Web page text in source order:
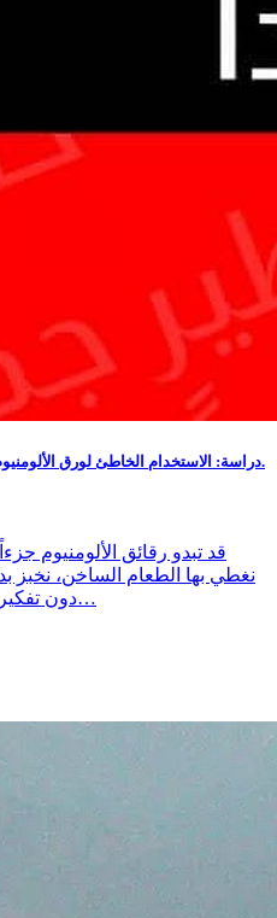
دراسة: الاستخدام الخاطئ لورق الألومنيوم قد يضر الكلى والعظام والجهاز العصبي.
قد تبدو رقائق الألومنيوم
نغطي بها الطعام الساخن، نخبز
دون تفكير طويل. لكن ما لا يدركه الكثيرون…